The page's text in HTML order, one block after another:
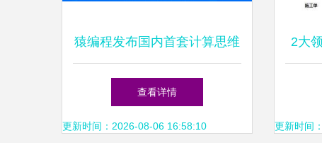
猿编程发布国内首套计算思维
课 深度探索信息科技教育新
模式
查看详情
更新时间：2026-08-06 16:58:10
2大
更新时间